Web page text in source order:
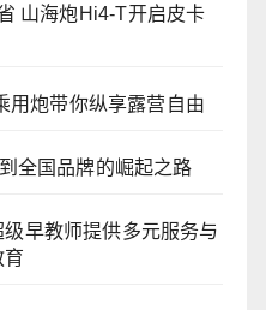
山海炮Hi4-T开启皮卡
用炮带你纵享露营自由
全国品牌的崛起之路
早教师提供多元服务与
育